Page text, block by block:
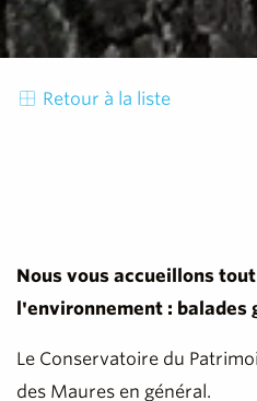
Retour à la liste
Nous vous accueillons
l'environnement :
Le Conservatoire du
des Maures en général.